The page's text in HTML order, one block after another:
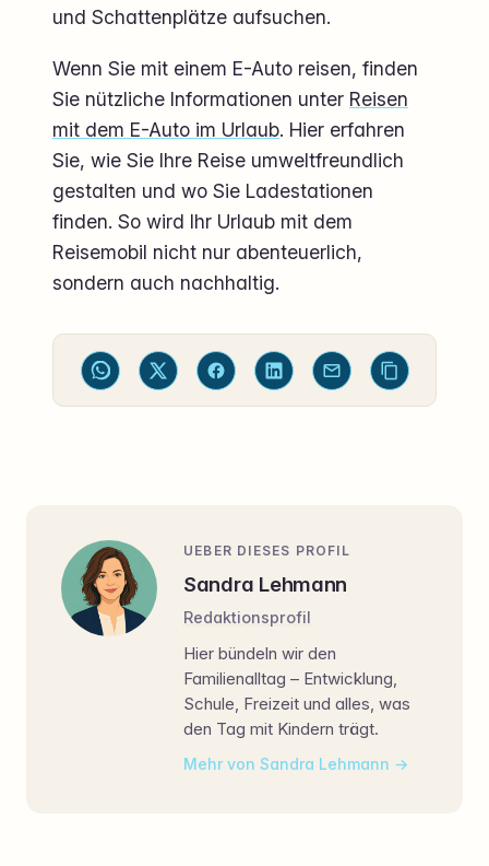
und Schattenplätze aufsuchen.
Wenn Sie mit einem E-Auto reisen, finden
Sie nützliche Informationen unter Reisen
mit dem E-Auto im Urlaub. Hier erfahren
Sie, wie Sie Ihre Reise umweltfreundlich
gestalten und wo Sie Ladestationen
finden. So wird Ihr Urlaub mit dem
Reisemobil nicht nur abenteuerlich,
sondern auch nachhaltig.
UEBER DIESES PROFIL
Sandra Lehmann
Redaktionsprofil
Hier bündeln wir den
Familienalltag – Entwicklung,
Schule, Freizeit und alles, was
den Tag mit Kindern trägt.
Mehr von Sandra Lehmann